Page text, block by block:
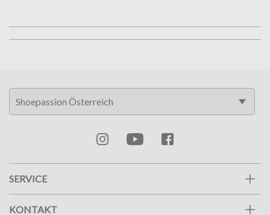
SERVICE
KONTAKT